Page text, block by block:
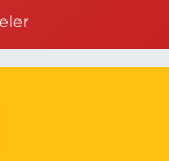
B ESKİ DEVLET